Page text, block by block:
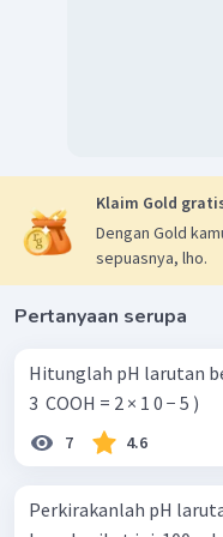
Klaim Gold
Dengan Gold
sepuasnya, lho.
Pertanyaan serupa
Hitunglah pH larutan berikut. CH 3 ​ COONa
3 ​ COOH = 2 × 1 0 − 5 )
7 4.6
Perkirakanlah pH